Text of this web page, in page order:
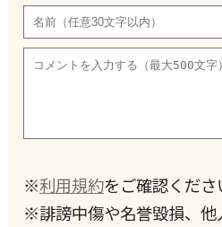
※利用規約をご確認くださ
※誹謗中傷や名誉毀損、他